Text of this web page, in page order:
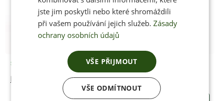
Skladem
Dámská kožená peněženka GKelly BLACK
jste jim poskytli nebo které shromáždili
při vašem používání jejich služeb. Zásady
ochrany osobních údajů
VŠE PŘIJMOUT
VŠE ODMÍTNOUT